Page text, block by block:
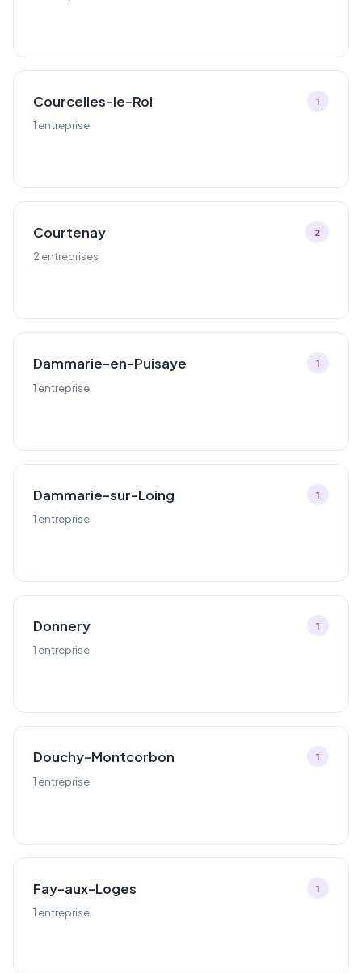
Courcelles-le-Roi
1 entreprise
1
Courtenay
2 entreprises
2
Dammarie-en-Puisaye
1 entreprise
1
Dammarie-sur-Loing
1 entreprise
1
Donnery
1 entreprise
1
Douchy-Montcorbon
1 entreprise
1
Fay-aux-Loges
1 entreprise
1